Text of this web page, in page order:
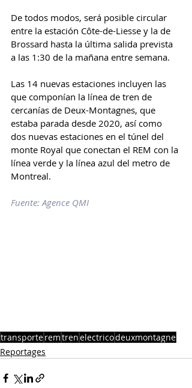
De todos modos, será posible circular
entre la estación Côte-de-Liesse y la de
Brossard hasta la última salida prevista
a las 1:30 de la mañana entre semana.
Las 14 nuevas estaciones incluyen las
que componían la línea de tren de
cercanías de Deux-Montagnes, que
estaba parada desde 2020, así como
dos nuevas estaciones en el túnel del
monte Royal que conectan el REM con la
línea verde y la línea azul del metro de
Montreal.
Fuente: Agence QMI
transporteremtrenelectricodeuxmontagne
Reportages